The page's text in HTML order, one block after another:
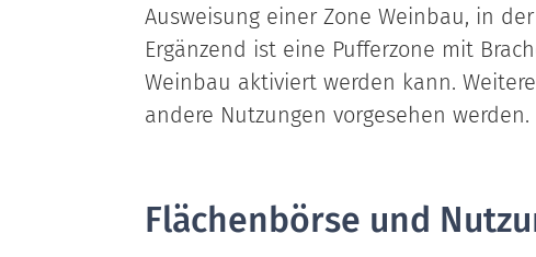
Ausweisung einer Zone Weinbau, in
Ergänzend ist eine Pufferzone mit
Weinbau aktiviert werden kann.
andere Nutzungen vorgesehen werden.
Flächenbörse und